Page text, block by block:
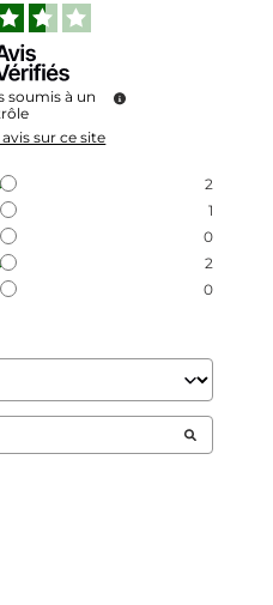
soumis à un
sur ce site
2
1
0
2
0